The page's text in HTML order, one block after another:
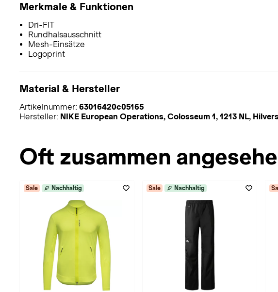
Merkmale & Funktionen
Dri-FIT
Rundhalsausschnitt
Mesh-Einsätze
Logoprint
Material & Hersteller
Artikelnummer: 63016420c05165
Hersteller: NIKE European Operations, Colosseum 1, 1213 NL,
Oft zusammen
Sale Nachhaltig Sale Nachhaltig